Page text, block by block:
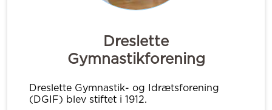
Dreslette
Gymnastikforening
Dreslette Gymnastik- og Idrætsforening
(DGIF) blev stiftet i 1912.